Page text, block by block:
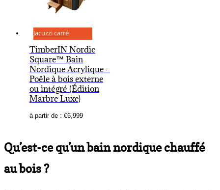
Jacuzzi carré
TimberIN Nordic
Square™ Bain
Nordique Acrylique –
Poêle à bois externe
ou intégré (Édition
Marbre Luxe)
à partir de : €6,999
Qu’est-ce qu’un bain nordique chauffé
au bois ?